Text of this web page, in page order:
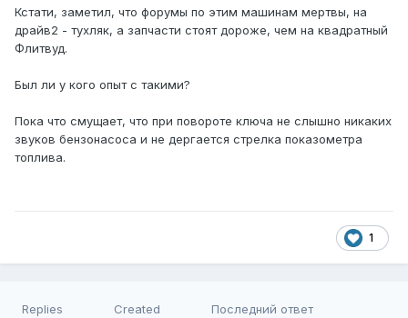
Кстати, заметил, что форумы по этим машинам мертвы, на
драйв2 - тухляк, а запчасти стоят дороже, чем на квадратный
Флитвуд.
Был ли у кого опыт с такими?
Пока что смущает, что при повороте ключа не слышно никаких
звуков бензонасоса и не дергается стрелка показометра
топлива.
1
Replies Created Последний ответ